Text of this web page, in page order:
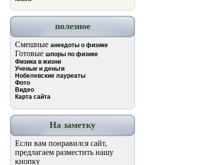
полезное
Смешные анекдоты о физике
Готовые шпоры по физике
Физика в жизни
Ученые и деньги
Нобелевские лауреаты
Фото
Видео
Карта сайта
На заметку
Если вам понравился сайт,
предлагаем разместить нашу
кнопку